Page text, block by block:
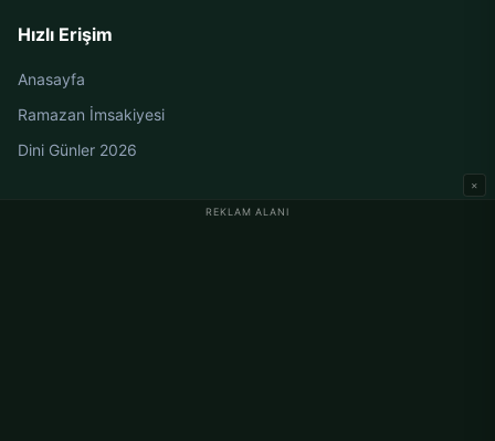
REKLAM ALANI
×
Hızlı Erişim
Anasayfa
Ramazan İmsakiyesi
Dini Günler 2026
Almanya Namaz Vakitleri